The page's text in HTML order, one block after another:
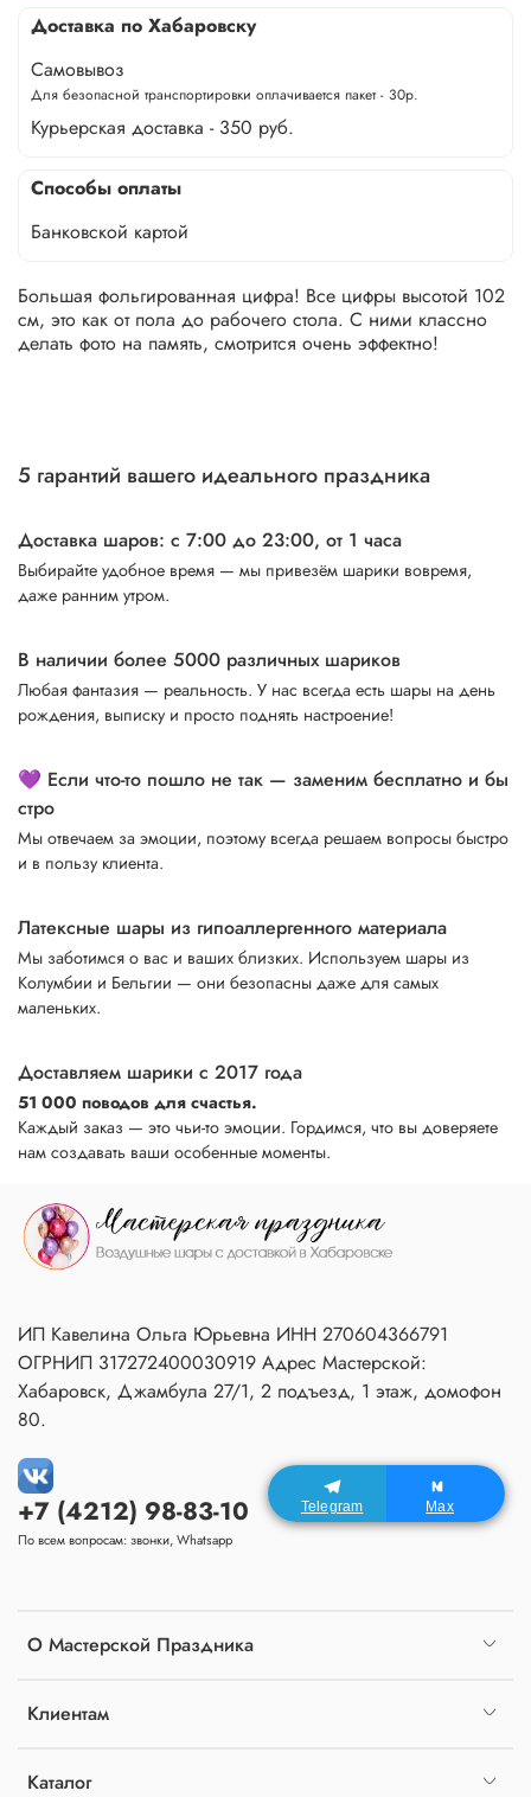
Доставка по Хабаровску
Самовывоз
Для безопасной транспортировки оплачивается пакет - 30р.
Курьерская доставка - 350 руб.
Способы оплаты
Банковской картой
Большая фольгированная цифра! Все цифры высотой 102
см, это как от пола до рабочего стола. С ними классно
делать фото на память, смотрится очень эффектно!
5 гарантий вашего идеального праздника
Доставка шаров: с 7:00 до 23:00, от 1 часа
Выбирайте удобное время — мы привезём шарики вовремя,
даже ранним утром.
В наличии более 5000 различных шариков
Любая фантазия — реальность. У нас всегда есть шары на день
рождения, выписку и просто поднять настроение!
💜 Если что-то пошло не так — заменим бесплатно и бы
стро
Мы отвечаем за эмоции, поэтому всегда решаем вопросы быстро
и в пользу клиента.
Латексные шары из гипоаллергенного материала
Мы заботимся о вас и ваших близких. Используем шары из
Колумбии и Бельгии — они безопасны даже для самых
маленьких.
Доставляем шарики с 2017 года
51 000 поводов для счастья.
Каждый заказ — это чьи-то эмоции. Гордимся, что вы доверяете
нам создавать ваши особенные моменты.
О Мастерской Праздника
Клиентам
Каталог
+7 (4212) 98-83-10
По всем вопросам: звонки, Whatsapp
ИП Кавелина Ольга Юрьевна ИНН 270604366791
ОГРНИП 317272400030919 Адрес Мастерской:
Хабаровск, Джамбула 27/1, 2 подъезд, 1 этаж, домофон
80.
Telegram Max